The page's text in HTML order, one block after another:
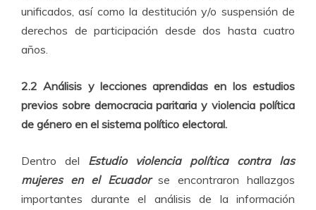
unificados, así como la destitución y/o suspensión de
derechos de participación desde dos hasta cuatro
años.
2.2 Análisis y lecciones aprendidas en los estudios
previos sobre democracia paritaria y violencia política
de género en el sistema político electoral.
Dentro del Estudio violencia política contra las
mujeres en el Ecuadorse encontraron hallazgos
importantes durante el análisis de la información